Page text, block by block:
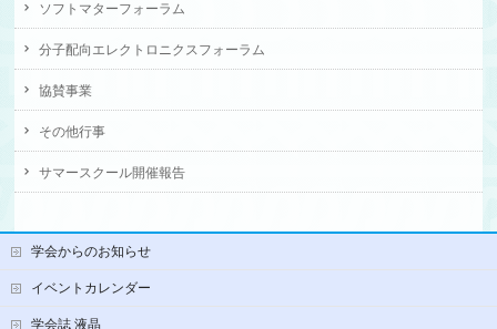
ソフトマターフォーラム
分子配向エレクトロニクスフォーラム
協賛事業
その他行事
サマースクール開催報告
学会からのお知らせ
イベントカレンダー
学会誌 液晶